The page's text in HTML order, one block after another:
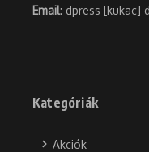
Email: dpress [kukac]
Kategóriák
Akciók